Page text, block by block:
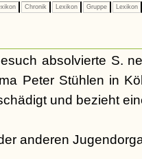
Chronik Lexikon Gruppe Lexikon
absolvierte S.
Peter Stühlen in
und bezieht
anderen